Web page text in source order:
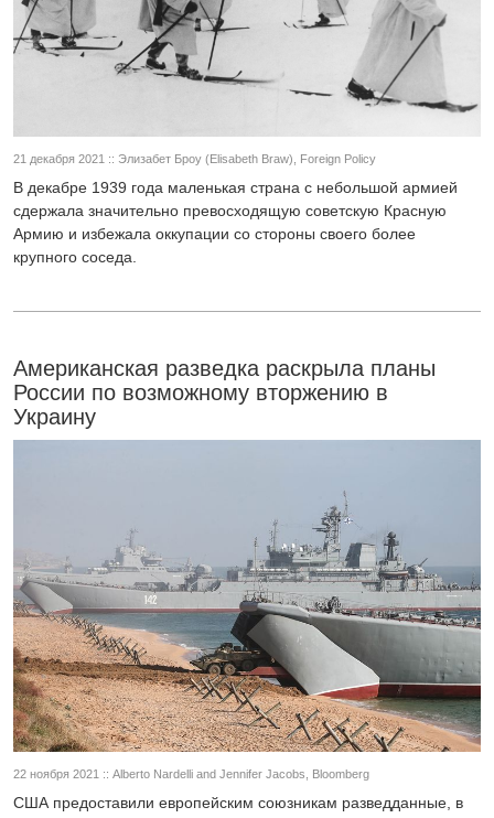
21 декабря 2021 :: Элизабет Броу (Elisabeth Braw), Foreign Policy
В декабре 1939 года маленькая страна с небольшой армией
сдержала значительно превосходящую советскую Красную
Армию и избежала оккупации со стороны своего более
крупного соседа.
Американская разведка раскрыла планы
России по возможному вторжению в
Украину
22 ноября 2021 :: Alberto Nardelli and Jennifer Jacobs, Bloomberg
США предоставили европейским союзникам разведданные, в